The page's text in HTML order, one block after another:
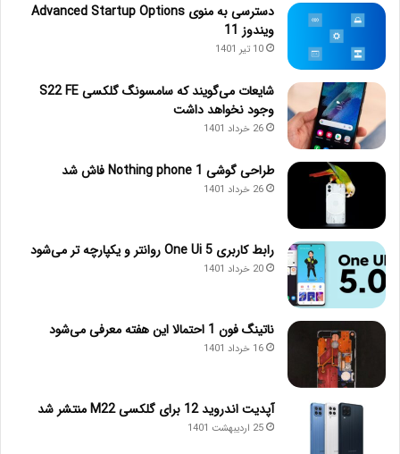
دسترسی به منوی Advanced Startup Options
ویندوز 11
10 تیر 1401
شایعات می‌گویند که سامسونگ گلکسی S22 FE
وجود نخواهد داشت
26 خرداد 1401
طراحی گوشی Nothing phone 1 فاش شد
26 خرداد 1401
رابط کاربری One Ui 5 روانتر و یکپارچه تر می‌شود
20 خرداد 1401
ناتینگ فون 1 احتمالا این هفته معرفی می‌شود
16 خرداد 1401
آپدیت اندروید 12 برای گلکسی M22 منتشر شد
25 اردیبهشت 1401